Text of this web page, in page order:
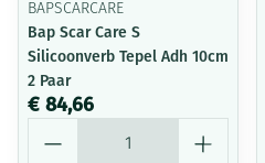
BAPSCARCARE
Bap Scar Care S
Silicoonverb Tepel Adh 10cm
2 Paar
€ 84,66